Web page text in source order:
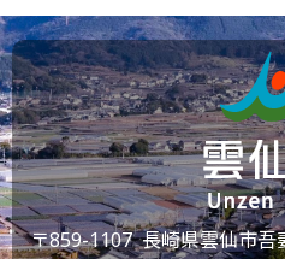
〒859-1107 長崎県雲仙市